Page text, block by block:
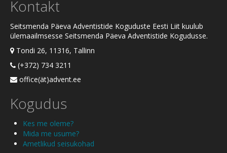
Kontakt
Seitsmenda Päeva Adventistide Koguduste Eesti Liit kuulub
ülemaailmsesse Seitsmenda Päeva Adventistide Kogudusse.
Tondi 26, 11316, Tallinn
(+372) 734 3211
office(ät)advent.ee
Kogudus
Kes me oleme?
Mida me usume?
Ametlikud seisukohad